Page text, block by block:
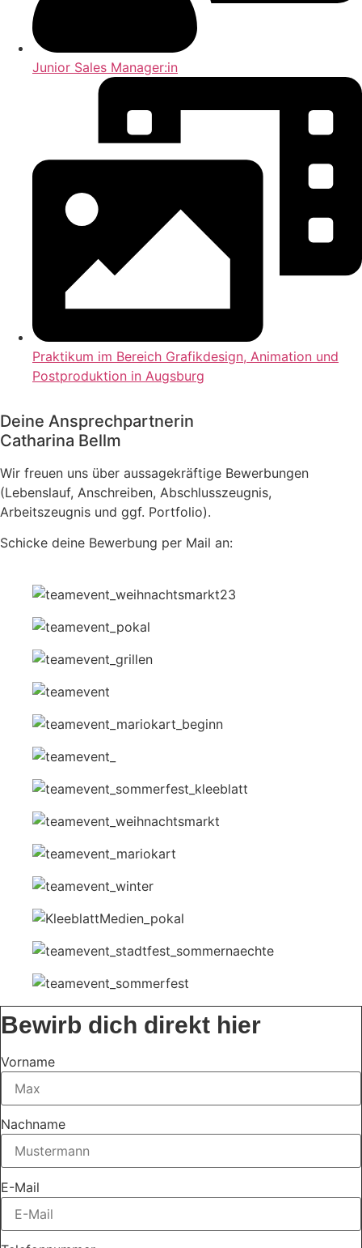
Junior Sales Manager:in
Praktikum im Bereich Grafikdesign, Animation und
Postproduktion in Augsburg
Deine Ansprechpartnerin
Catharina Bellm
Wir freuen uns über aussagekräftige Bewerbungen
(Lebenslauf, Anschreiben, Abschlusszeugnis,
Arbeitszeugnis und ggf. Portfolio).
Schicke deine Bewerbung per Mail an:
Bewirb dich direkt hier
Vorname
Nachname
E-Mail